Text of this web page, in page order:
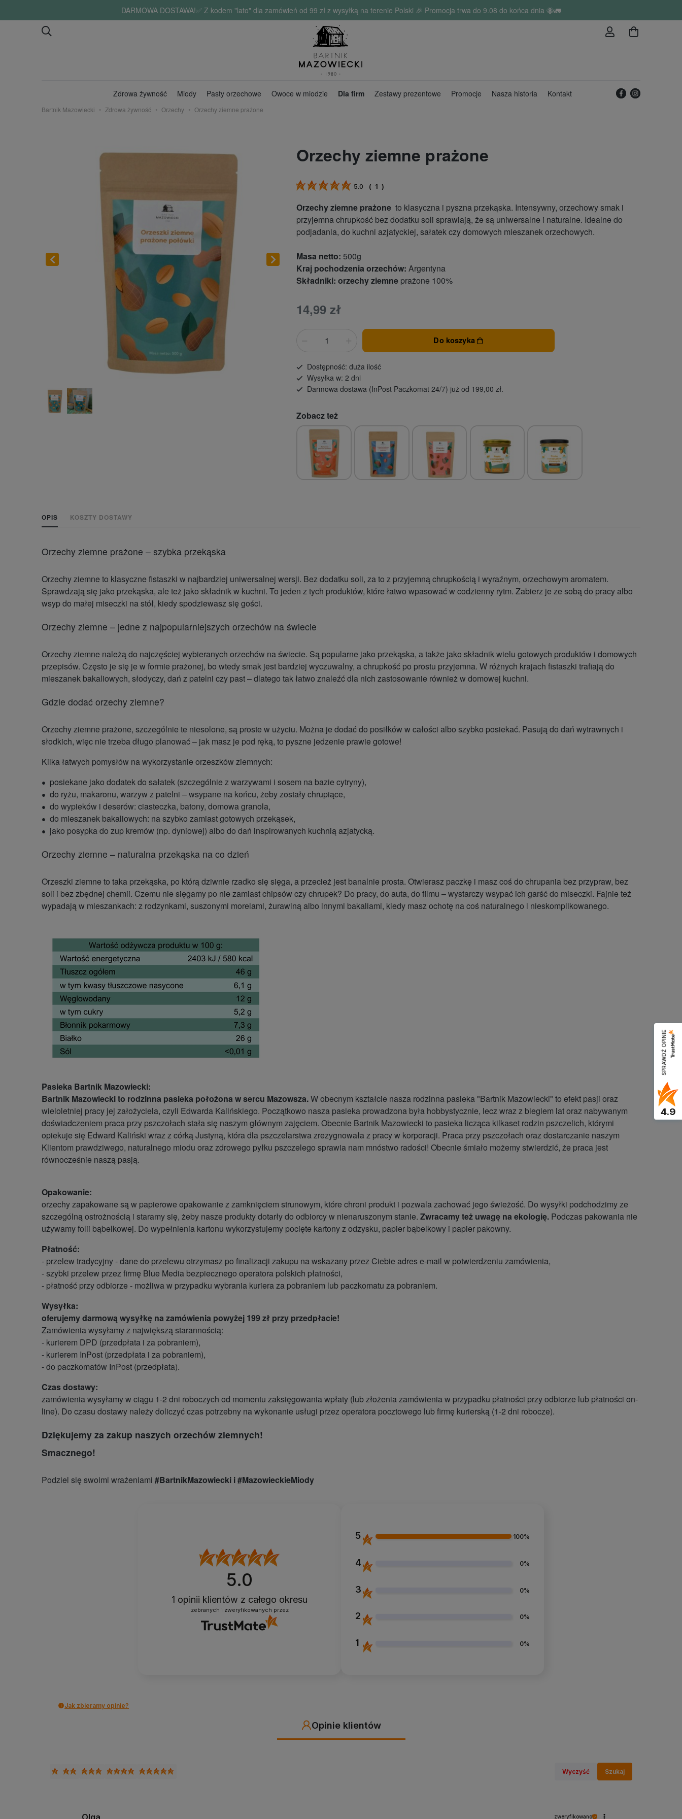
DARMOWA DOSTAWA!✅ Z kodem "lato" dla zamówień od 99 zł z wysyłką na terenie Polski 🎉 Promocja trwa do 9.08 do końca dnia 🐝🚛
Zdrowa żywność Miody Pasty orzechowe Owoce w miodzie Dla firm Zestawy prezentowe Promocje Nasza historia Kontakt
Bartnik Mazowiecki Zdrowa żywność Orzechy Orzechy ziemne prażone
Orzechy ziemne prażone
5.0 ( 1 )
Orzechy ziemne prażone to klasyczna i pyszna przekąska. Intensywny, orzechowy smak i
przyjemna chrupkość bez dodatku soli sprawiają, że są uniwersalne i naturalne. Idealne do
podjadania, do kuchni azjatyckiej, sałatek czy domowych mieszanek orzechowych.
Masa netto: 500g
Kraj pochodzenia orzechów: Argentyna
Składniki: orzechy ziemne prażone 100%
14,99 zł
Do koszyka
Dostępność: duża ilość
Wysyłka w: 2 dni
Darmowa dostawa (InPost Paczkomat 24/7) już od 199,00 zł.
Zobacz też
OPIS KOSZTY DOSTAWY
Orzechy ziemne prażone – szybka przekąska
Orzechy ziemne to klasyczne fistaszki w najbardziej uniwersalnej wersji. Bez dodatku soli, za to z przyjemną chrupkością i wyraźnym, orzechowym aromatem.
Sprawdzają się jako przekąska, ale też jako składnik w kuchni. To jeden z tych produktów, które łatwo wpasować w codzienny rytm. Zabierz je ze sobą do pracy albo
wsyp do małej miseczki na stół, kiedy spodziewasz się gości.
Orzechy ziemne – jedne z najpopularniejszych orzechów na świecie
Orzechy ziemne należą do najczęściej wybieranych orzechów na świecie. Są popularne jako przekąska, a także jako składnik wielu gotowych produktów i domowych
przepisów. Często je się je w formie prażonej, bo wtedy smak jest bardziej wyczuwalny, a chrupkość po prostu przyjemna. W różnych krajach fistaszki trafiają do
mieszanek bakaliowych, słodyczy, dań z patelni czy past– dlatego tak łatwo znaleźć dla nich zastosowanie również w domowej kuchni.
Gdzie dodać orzechy ziemne?
Orzechy ziemne prażone, szczególnie te niesolone, są proste w użyciu. Można je dodać do posiłków w całości albo szybko posiekać. Pasują do dań wytrawnych i
słodkich, więc nie trzeba długo planować – jak masz je pod ręką, to pyszne jedzenie prawie gotowe!
Kilka łatwych pomysłów na wykorzystanie orzeszków ziemnych:
posiekane jako dodatek do sałatek (szczególnie z warzywami i sosem na bazie cytryny),
do ryżu, makaronu, warzyw z patelni – wsypane na końcu, żeby zostały chrupiące,
do wypieków i deserów: ciasteczka, batony, domowa granola,
do mieszanek bakaliowych: na szybko zamiast gotowych przekąsek,
jako posypka do zup kremów (np. dyniowej) albo do dań inspirowanych kuchnią azjatycką.
Orzechy ziemne – naturalna przekąska na co dzień
Orzeszki ziemne to taka przekąska, po którą dziwnie rzadko się sięga, a przecież jest banalnie prosta. Otwierasz paczkę i masz coś do chrupania bez przypraw, bez
soli i bez zbędnej chemii. Czemu nie sięgamy po nie zamiast chipsów czy chrupek? Do pracy, do auta, do filmu – wystarczy wsypać ich garść do miseczki. Fajnie też
wypadają w mieszankach: z rodzynkami, suszonymi morelami, żurawiną albo innymi bakaliami, kiedy masz ochotę na coś naturalnego i nieskomplikowanego.
Pasieka Bartnik Mazowiecki:
Bartnik Mazowiecki to rodzinna pasieka położona w sercu Mazowsza.W obecnym kształcie nasza rodzinna pasieka "Bartnik Mazowiecki" to efekt pasji oraz
wieloletniej pracy jej założyciela, czyli Edwarda Kalińskiego. Początkowo nasza pasieka prowadzona była hobbystycznie, lecz wraz z biegiem lat oraz nabywanym
doświadczeniem praca przy pszczołach stała się naszym głównym zajęciem. Obecnie Bartnik Mazowiecki to pasieka licząca kilkaset rodzin pszczelich, którymi
opiekuje się Edward Kaliński wraz z córką Justyną, która dla pszczelarstwa zrezygnowała z pracy w korporacji. Praca przy pszczołach oraz dostarczanie naszym
Klientom prawdziwego, naturalnego miodu oraz zdrowego pyłku pszczelego sprawia nam mnóstwo radości! Obecnie śmiało możemy stwierdzić, że praca jest
równocześnie naszą pasją.
Opakowanie:
orzechy zapakowane są w papierowe opakowanie z zamknięciem strunowym, które chroni produkt i pozwala zachować jego świeżość. Do wysyłki podchodzimy ze
szczególną ostrożnością i staramy się, żeby nasze produkty dotarły do odbiorcy w nienaruszonym stanie. Zwracamy też uwagę na ekologię. Podczas pakowania nie
używamy folii bąbelkowej. Do wypełnienia kartonu wykorzystujemy pocięte kartony z odzysku, papier bąbelkowy i papier pakowny.
Płatność:
- przelew tradycyjny - dane do przelewu otrzymasz po finalizacji zakupu na wskazany przez Ciebie adres e-mail w potwierdzeniu zamówienia,
- szybki przelew przez firmę Blue Media bezpiecznego operatora polskich płatności,
- płatność przy odbiorze - możliwa w przypadku wybrania kuriera za pobraniem lub paczkomatu za pobraniem.
Wysyłka:
oferujemy darmową wysyłkę na zamówienia powyżej 199 zł przy przedpłacie!
Zamówienia wysyłamy z największą starannością:
- kurierem DPD (przedpłata i za pobraniem),
- kurierem InPost (przedpłata i za pobraniem),
- do paczkomatów InPost (przedpłata).
Czas dostawy:
zamówienia wysyłamy w ciągu 1-2 dni roboczych od momentu zaksięgowania wpłaty (lub złożenia zamówienia w przypadku płatności przy odbiorze lub płatności on-
line). Do czasu dostawy należy doliczyć czas potrzebny na wykonanie usługi przez operatora pocztowego lub firmę kurierską (1-2 dni robocze).
Dziękujemy za zakup naszych orzechów ziemnych!
Smacznego!
Podziel się swoimi wrażeniami #BartnikMazowiecki i #MazowieckieMiody
5.0
1 opinii klientów z całego okresu
zebranych i zweryfikowanych przez
5 100%
4 0%
3 0%
2 0%
1 0%
Jak zbieramy opinie?
Opinie klientów
Wyczyść Szukaj
Olga zweryfikowano
SPRAWDŹ OPINIE
4.9